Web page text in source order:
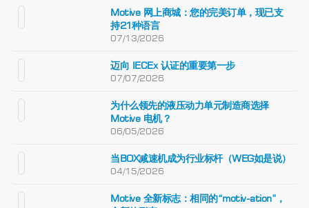
Motive 网上商城：您的完美订单，现已支
持21种语言
07/13/2026
迈向 IECEx 认证的重要第一步
07/07/2026
为什么领先的液压动力单元制造商选择
Motive 电机？
06/05/2026
当BOX减速机成为行业标杆（WEG如是说）
04/15/2026
Motive 全新标志：相同的“motiv-ation”，